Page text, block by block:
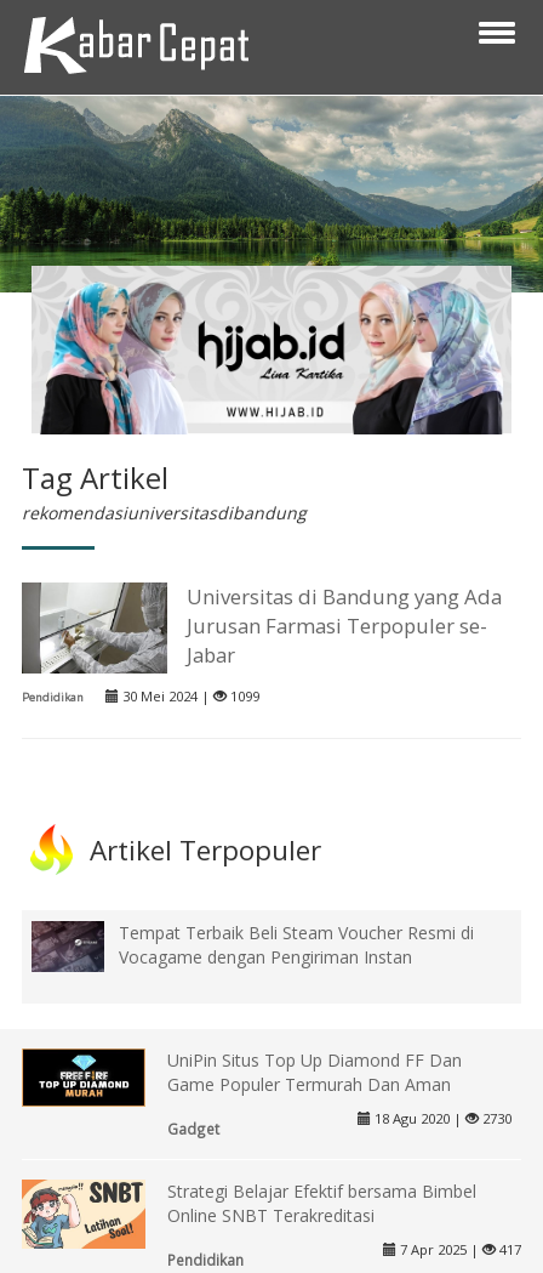
Tag Artikel
rekomendasiuniversitasdibandung
Universitas di Bandung yang Ada
Jurusan Farmasi Terpopuler se-
Jabar
Pendidikan 30 Mei 2024 | 1099
Artikel Terpopuler
Tempat Terbaik Beli Steam Voucher Resmi di
Vocagame dengan Pengiriman Instan
UniPin Situs Top Up Diamond FF Dan
Game Populer Termurah Dan Aman
Gadget
18 Agu 2020 | 2730
Strategi Belajar Efektif bersama Bimbel
Online SNBT Terakreditasi
Pendidikan
7 Apr 2025 | 417